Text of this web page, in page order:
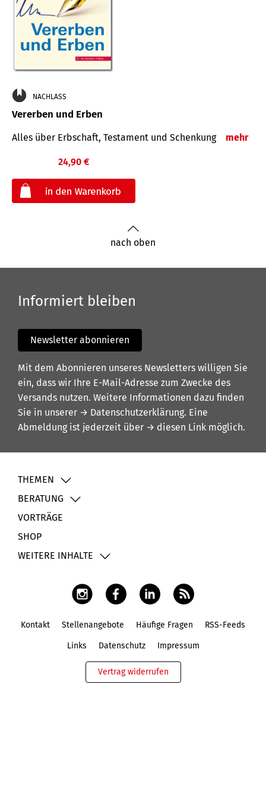
NACHLASS
Vererben und Erben
Alles über Erbschaft, Testament und Schenkung mehr
24,90 €
nach oben
Informiert bleiben
Newsletter abonnieren
Mit dem Abonnieren unseres Newsletters willigen Sie
ein, dass wir Ihre E-Mail-Adresse zum Zwecke des
Versands nutzen. Weitere Informationen dazu finden
Sie in unserer → Datenschutzerklärung. Eine
Abmeldung ist jederzeit über → diesen Link möglich.
THEMEN
BERATUNG
VORTRÄGE
SHOP
WEITERE INHALTE
Kontakt Stellenangebote Häufige Fragen RSS-Feeds
Links Datenschutz Impressum
Vertrag widerrufen